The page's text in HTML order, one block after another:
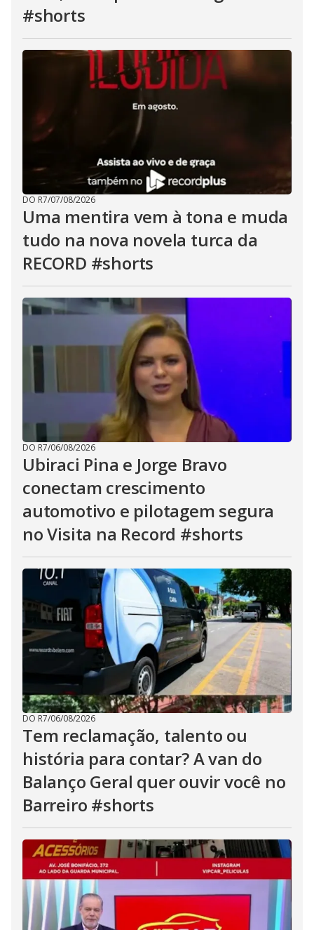
#shorts
DO R7/07/08/2026
Uma mentira vem à tona e muda
tudo na nova novela turca da
RECORD #shorts
DO R7/06/08/2026
Ubiraci Pina e Jorge Bravo
conectam crescimento
automotivo e pilotagem segura
no Visita na Record #shorts
DO R7/06/08/2026
Tem reclamação, talento ou
história para contar? A van do
Balanço Geral quer ouvir você no
Barreiro #shorts